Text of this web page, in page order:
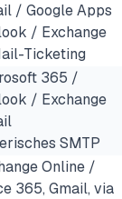
/ Google Apps
/ Exchange
Ticketing
365 /
/ Exchange
SMTP
Online /
365, Gmail, via